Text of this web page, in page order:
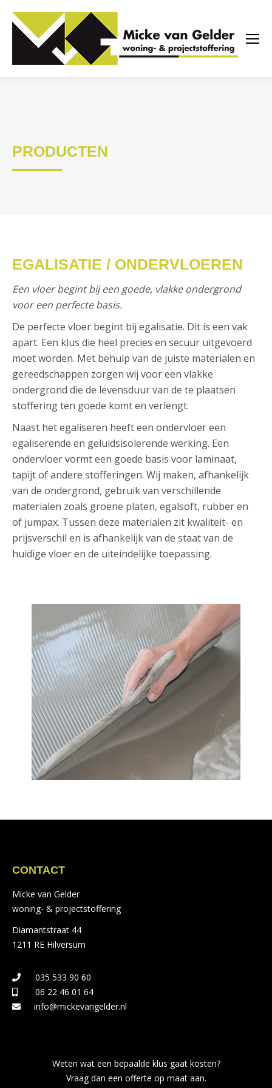
PRODUCTEN
EGALISATIE / ONDERVLOEREN
Een vloer begint bij een goede, vlakke ondergrond
voor een perfecte basis.
De perfecte vloer begint bij egalisatie. Dit is een vak
apart. Een klus die heel precies en secuur uitgevoerd
moet worden. Met behulp van de juiste materialen en
gereedschappen zorgen wij voor een vlakke
ondergrond die de levensduur van de te plaatsen
stoffering ten goede komt en verlengt.
Naast het egaliseren heeft een ondervloer een
egaliserende en geluidsisolerende werking. Een
ondervloer vormt een goede basis voor laminaat,
tapijt of andere stofferingen. Wij maken, afhankelijk
van de ondergrond, gebruik van verschillende
materialen zoals groene platen, egalsoft, rubber en
of jumpax. Tussen deze materialen zit kwaliteit- en
prijsverschil en is afhankelijk van de staat van de
huidige vloer en de uiteindelijke toepassing.
CONTACT
Micke van Gelder
woning- & projectstoffering
Diamantstraat 44
1211 RE Hilversum
035 533 90 60
06 22 46 01 64
info@mickevangelder.nl
Weten wat een bepaalde klus gaat kosten?
Vraag dan een offerte op maat aan.